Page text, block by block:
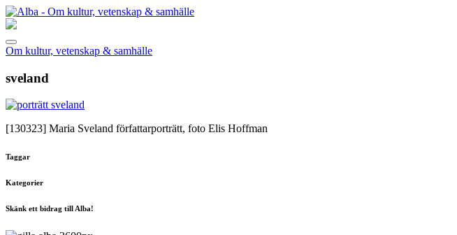
Om kultur, vetenskap & samhälle
sveland
[130323] Maria Sveland författarporträtt, foto Elis Hoffman
Taggar
Kategorier
Skänk ett bidrag till Alba!